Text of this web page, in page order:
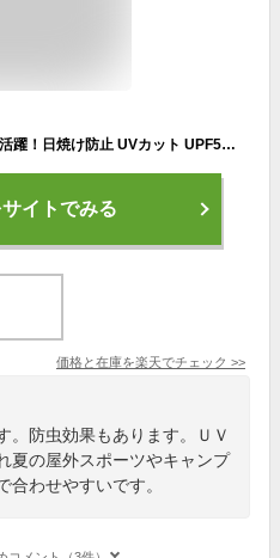
キャンプなどアウトドアシーンで活躍！日焼け防止 UVカット UPF50 ラッシュガード メンズ シンプル 無地 柄 水着 長袖 パーカー 大きいサイズ ジップアップ ラッシュパーカー フェス 防虫 虫刺され 指穴 ジム 水泳 海 プール 夏 トレーニングウェア 速乾 サーフィン パーカ
イトでみる
価格と在庫を楽天でチェック >>
。防虫効果もあります。ＵＶ
夏の屋外スポーツやキャンプ
合わせやすいです。